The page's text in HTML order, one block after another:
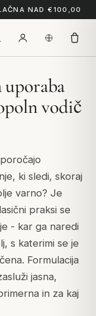
NAD €100,00
vodič
ki sledi, skoraj
varno? Je
praksi se
- kar ga naredi
s katerimi se je
Formulacija
jasna,
in za kaj